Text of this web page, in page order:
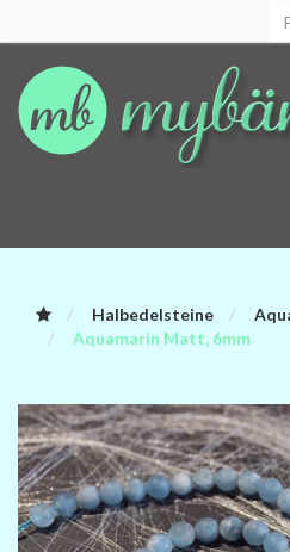
Halbedelsteine
Aquamarin Matt, 6mm